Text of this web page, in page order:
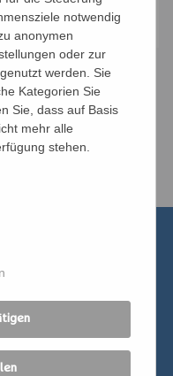
Anmelden
Wien
notwendig
anonymen
oder zur
werden. Sie
Kategorien Sie
Sie, dass auf Basis
mehr alle
stehen.